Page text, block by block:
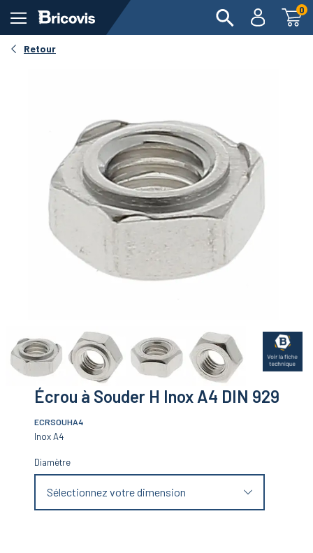
0
Retour
Écrou à Souder H Inox A4 DIN 929
ECRSOUHA4
Inox A4
Diamètre
Sélectionnez votre dimension